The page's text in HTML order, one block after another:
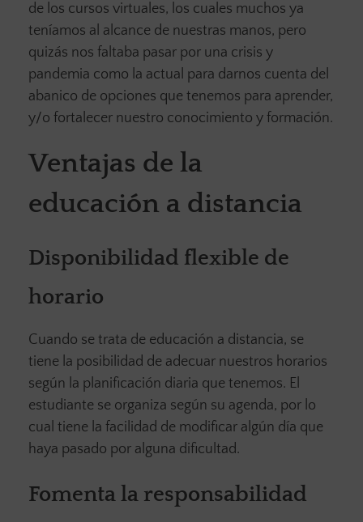
de los cursos virtuales, los cuales muchos ya
teníamos al alcance de nuestras manos, pero
quizás nos faltaba pasar por una crisis y
pandemia como la actual para darnos cuenta del
abanico de opciones que tenemos para aprender,
y/o fortalecer nuestro conocimiento y formación.
Ventajas de la
educación a distancia
Disponibilidad flexible de
horario
Cuando se trata de educación a distancia, se
tiene la posibilidad de adecuar nuestros horarios
según la planificación diaria que tenemos. El
estudiante se organiza según su agenda, por lo
cual tiene la facilidad de modificar algún día que
haya pasado por alguna dificultad.
Fomenta la responsabilidad